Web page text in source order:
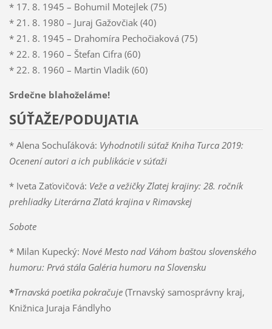
* 17. 8. 1945 – Bohumil Motejlek (75)
* 21. 8. 1980 – Juraj Gažovčiak (40)
* 21. 8. 1945 – Drahomíra Pechočiaková (75)
* 22. 8. 1960 – Štefan Cifra (60)
* 22. 8. 1960 – Martin Vladik (60)
Srdečne blahoželáme!
SÚŤAŽE/PODUJATIA
* Alena Sochuľáková: Vyhodnotili súťaž Kniha Turca 2019:
Ocenení autori a ich publikácie v súťaži
* Iveta Zaťovičová: Veže a vežičky Zlatej krajiny: 28. ročník
prehliadky Literárna Zlatá krajina v Rimavskej
Sobote
* Milan Kupecký: Nové Mesto nad Váhom baštou slovenského
humoru: Prvá stála Galéria humoru na Slovensku
*Trnavská poetika pokračuje(Trnavský samosprávny kraj,
Knižnica Juraja Fándlyho